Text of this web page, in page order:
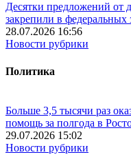
Десятки предложений от
закрепили в федеральных
28.07.2026 16:56
Новости рубрики
Политика
Больше 3,5 тысячи раз
помощь за полгода в
29.07.2026 15:02
Новости рубрики